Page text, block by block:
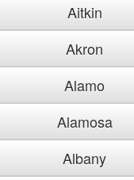
Aitkin
Akron
Alamo
Alamosa
Albany